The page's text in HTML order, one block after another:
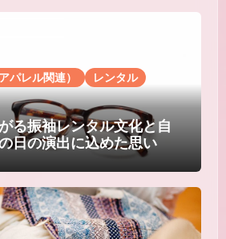
パレル関連）
レンタル
る振袖レンタル文化と自
日の演出に込めた思い